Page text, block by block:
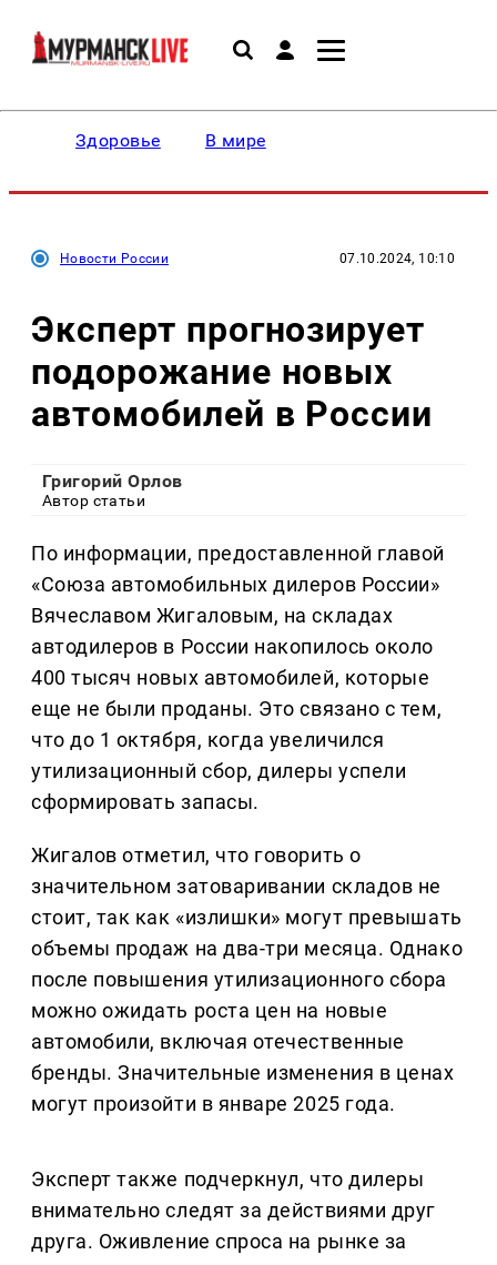
Здоровье В мире
Новости России 07.10.2024, 10:10
Эксперт прогнозирует
подорожание новых
автомобилей в России
Григорий Орлов
Автор статьи
По информации, предоставленной главой
«Союза автомобильных дилеров России»
Вячеславом Жигаловым, на складах
автодилеров в России накопилось около
400 тысяч новых автомобилей, которые
еще не были проданы. Это связано с тем,
что до 1 октября, когда увеличился
утилизационный сбор, дилеры успели
сформировать запасы.
Жигалов отметил, что говорить о
значительном затоваривании складов не
стоит, так как «излишки» могут превышать
объемы продаж на два-три месяца. Однако
после повышения утилизационного сбора
можно ожидать роста цен на новые
автомобили, включая отечественные
бренды. Значительные изменения в ценах
могут произойти в январе 2025 года.
Эксперт также подчеркнул, что дилеры
внимательно следят за действиями друг
друга. Оживление спроса на рынке за